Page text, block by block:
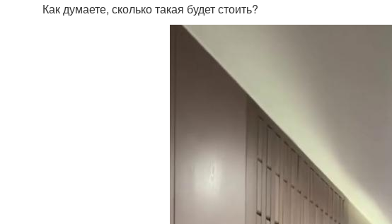
Как думаете, сколько такая будет стоить?